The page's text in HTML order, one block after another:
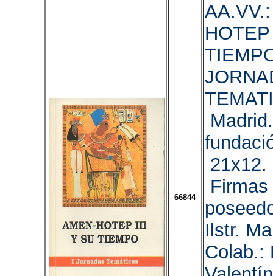
66844
21x12.
Ilstr.
Colab.: